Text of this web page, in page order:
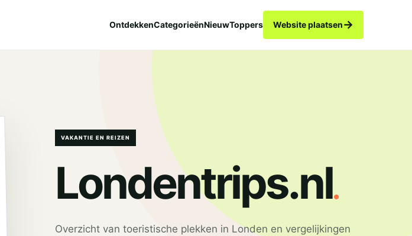
OntdekkenCategorieënNieuwToppers Website plaatsen→
VAKANTIE EN REIZEN
Londentrips.nl.
Overzicht van toeristische plekken in Londen en vergelijkingen